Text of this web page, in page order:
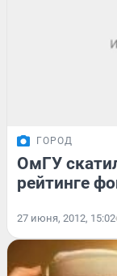
ГОРОД
ОмГУ
рейтинге
27 июня, 2012, 15:02